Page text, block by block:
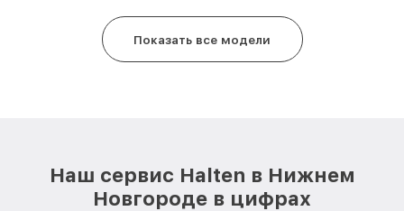
Показать все модели
Наш сервис Halten в Нижнем
Новгороде в цифрах